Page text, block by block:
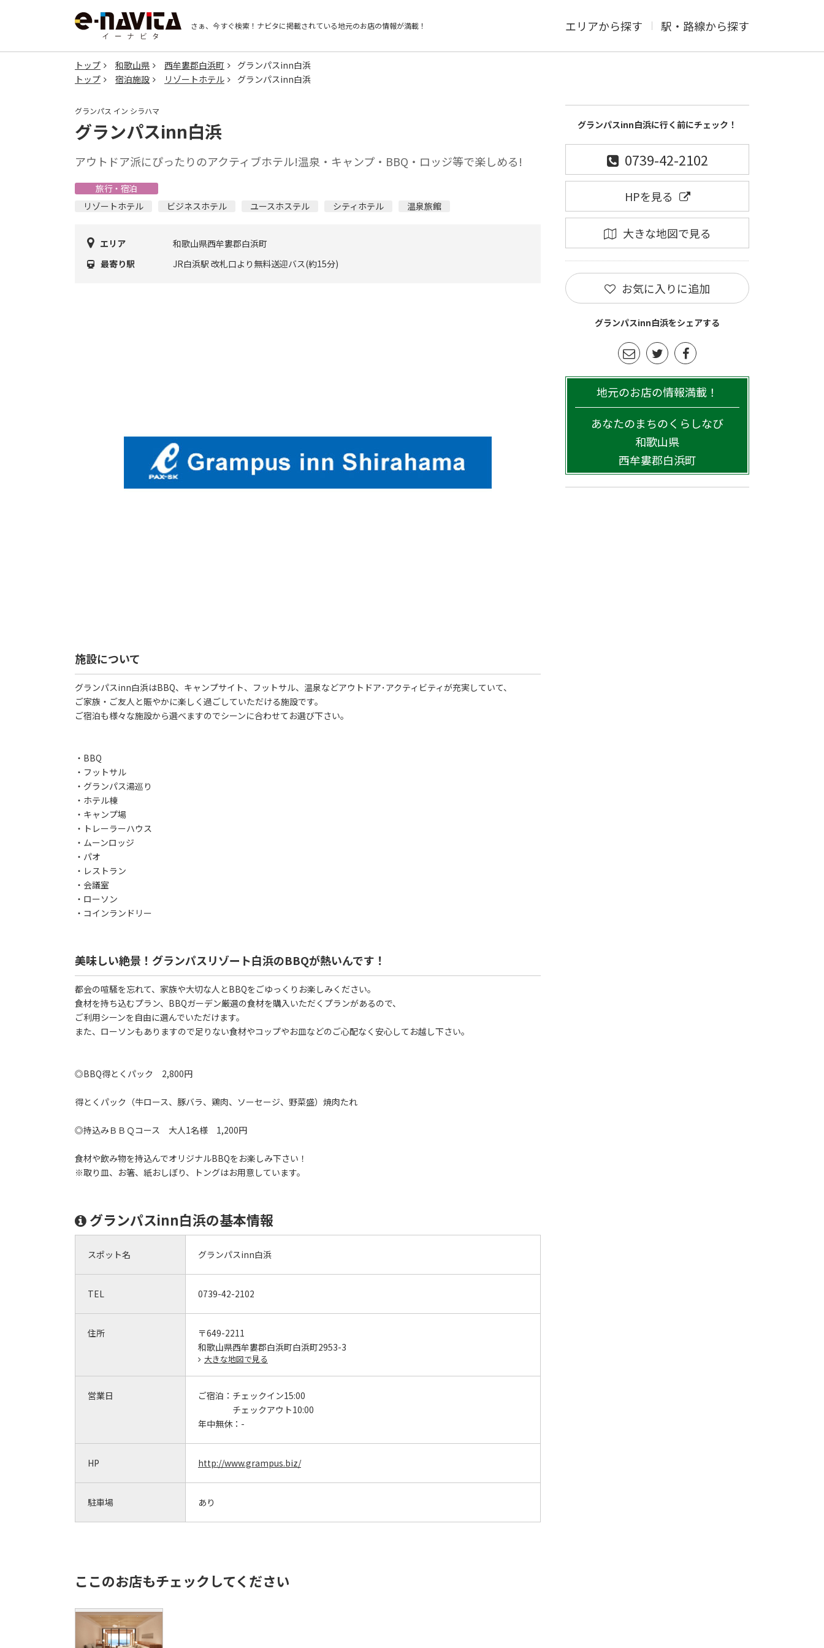
さぁ、今すぐ検索！ ナビタに掲載されている地元のお店の情報が満載！ エリアから探す 駅・路線から探す
トップ 和歌山県 西牟婁郡白浜町
グランパスinn白浜
トップ
宿泊施設 リゾートホテル グランパスinn白浜
グランパス イン シラハマ
グランパスinn白浜
アウトドア派にぴったりのアクティブホテル!温泉・キャンプ・BBQ・ロッジ等で楽しめる!
旅行・宿泊
リゾートホテル
ビジネスホテル ユースホステル シティホテル 温泉旅館
エリア
和歌山県西牟婁郡白浜町
最寄り駅
JR白浜駅 改札口より無料送迎バス(約15分)
施設について
グランパスinn白浜はBBQ、キャンプサイト、フットサル、温泉などアウトドア･アクティビティが充実していて、
ご家族・ご友人と賑やかに楽しく過ごしていただける施設です。
ご宿泊も様々な施設から選べますのでシーンに合わせてお選び下さい。
・BBQ
・フットサル
・グランパス湯巡り
・ホテル棟
・キャンプ場
・トレーラーハウス
・ムーンロッジ
・パオ
・レストラン
・会議室
・ローソン
・コインランドリー
美味しい絶景！グランパスリゾート白浜のBBQが熱いんです！
都会の喧騒を忘れて、家族や大切な人とBBQをごゆっくりお楽しみください。
食材を持ち込むプラン、BBQガーデン厳選の食材を購入いただくプランがあるので、
ご利用シーンを自由に選んでいただけます。
また、ローソンもありますので足りない食材やコップやお皿などのご心配なく安心してお越し下さい。
◎BBQ得とくパック 2,800円
得とくパック（牛ロース、豚バラ、鶏肉、ソーセージ、野菜盛）焼肉たれ
◎持込みＢＢＱコース 大人1名様 1,200円
食材や飲み物を持込んでオリジナルBBQをお楽しみ下さい！
※取り皿、お箸、紙おしぼり、トングはお用意しています。
グランパスinn白浜の基本情報
スポット名 グランパスinn白浜
TEL 0739-42-2102
住所
〒649-2211
和歌山県西牟婁郡白浜町白浜町2953-3
大きな地図で見る
営業日 ご宿泊： チェックイン15:00
チェックアウト10:00
年中無休： -
HP http://www.grampus.biz/
駐車場 あり
ここのお店もチェックしてください
グランパスinn白浜に行く前にチェック！
0739-42-2102
HPを見る
大きな地図で見る
お気に入りに追加
グランパスinn白浜をシェアする
地元のお店の情報満載！
あなたのまちのくらしなび
和歌山県
西牟婁郡白浜町